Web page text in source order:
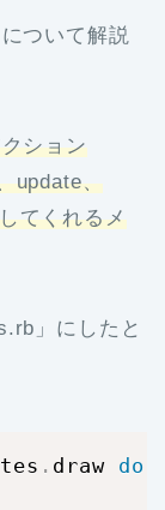
ついて解説
ション
update、
てくれるメ
」にしたと
. draw do